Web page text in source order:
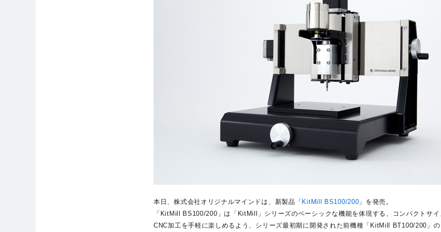
本日、株式会社オリジナルマインドは、新製品「KitMill BS100/200 」を発売。
「KitMill BS100/200」は「KitMill」シリーズのベーシックな機能を体現する、コンパクトサイ
CNC加工を手軽に楽しめるよう、シリーズ最初期に開発された前機種「KitMill BT100/200」